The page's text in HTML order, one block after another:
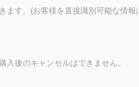
ます。(お客様を直接識別可能な情報
後のキャンセルはできません。